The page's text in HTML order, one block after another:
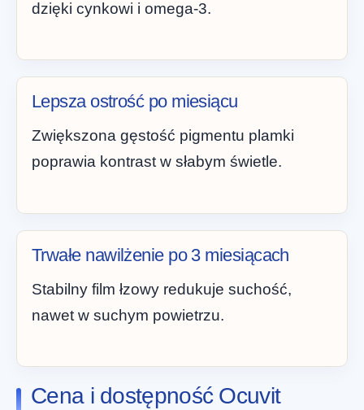
dzięki cynkowi i omega-3.
Lepsza ostrość po miesiącu
Zwiększona gęstość pigmentu plamki
poprawia kontrast w słabym świetle.
Trwałe nawilżenie po 3 miesiącach
Stabilny film łzowy redukuje suchość,
nawet w suchym powietrzu.
Cena i dostępność Ocuvit